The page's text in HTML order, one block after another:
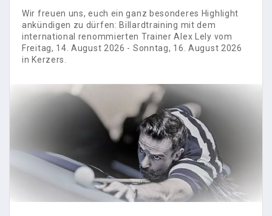
Wir freuen uns, euch ein ganz besonderes Highlight
ankündigen zu dürfen: Billardtraining mit dem
international renommierten Trainer Alex Lely vom
Freitag, 14. August 2026 - Sonntag, 16. August 2026
in Kerzers.